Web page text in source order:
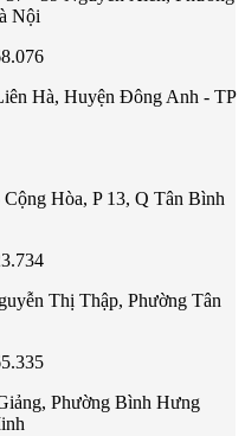
Nội
Hà, Huyện Đông Anh - TP
Cộng Hòa, P 13, Q Tân Bình
Thị Thập, Phường Tân
Phường Bình Hưng